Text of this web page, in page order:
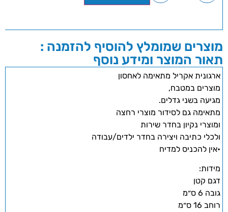
מוצרים שמומלץ להוסיף להזמנה :
תאור המוצר ומידע נוסף
ארגונית אקריל מתאימה לאחסון
מוצרים במטבח,
מגיעה בשני גדלים.
מתאימה גם לסידור מוצרי רחצה
ומוצרי נקיון בחדר שירות
ולכלי כתיבה ויצירה בחדר ילדים/עבודה
•אין להכניס למדיח
מידות:
דגם קטן
גובה 6 ס״מ
רוחב 16 ס״מ